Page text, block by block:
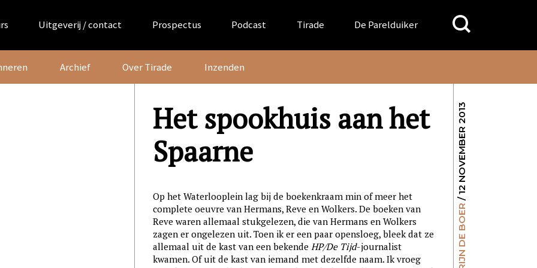
Uitgeverij / contact Prospectus Podcast Tirade De Parelduiker
Search
for:
Archief Over Tirade Inzenden
MERIJN DE BOER
/ 12 NOVEMBER 2013
Het spookhuis aan het
Spaarne
Op het Waterlooplein lag bij de boekenkraam min of meer het
complete oeuvre van Hermans, Reve en Wolkers. De boeken van
Reve waren allemaal stukgelezen, die van Hermans en Wolkers
zagen er ongelezen uit. Toen ik er een paar opensloeg, bleek dat ze
allemaal uit de kast van een bekende HP/De Tijd-journalist
kwamen. Of uit de kast van iemand met dezelfde naam. Ik vroeg